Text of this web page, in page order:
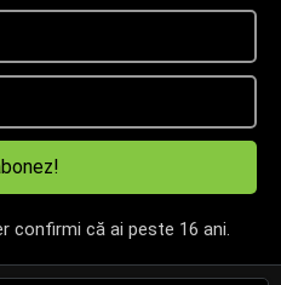
confirmi că ai peste 16 ani.